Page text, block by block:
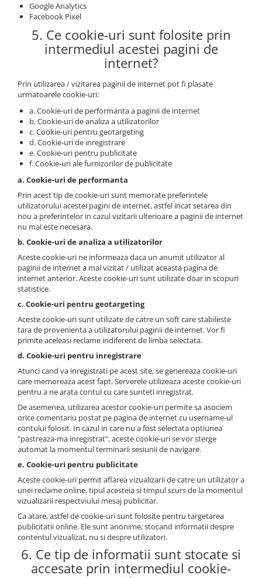
Google Analytics
Facebook Pixel
5. Ce cookie-uri sunt folosite prin
intermediul acestei pagini de
internet?
Prin utilizarea / vizitarea paginii de internet pot fi plasate
urmatoarele cookie-uri:
a. Cookie-uri de performanta a paginii de internet
b. Cookie-uri de analiza a utilizatorilor
c. Cookie-uri pentru geotargeting
d. Cookie-uri de inregistrare
e. Cookie-uri pentru publicitate
f. Cookie-uri ale furnizorilor de publicitate
a. Cookie-uri de performanta
Prin acest tip de cookie-uri sunt memorate preferintele
utilizatorului acestei pagini de internet, astfel incat setarea din
nou a preferintelor in cazul vizitarii ulterioare a paginii de internet
nu mai este necesara.
b. Cookie-uri de analiza a utilizatorilor
Aceste cookie-uri ne informeaza daca un anumit utilizator al
paginii de internet a mai vizitat / utilizat aceasta pagina de
internet anterior. Aceste cookie-uri sunt utilizate doar in scopuri
statistice.
c. Cookie-uri pentru geotargeting
Aceste cookie-uri sunt utilizate de catre un soft care stabileste
tara de provenienta a utilizatorului paginii de internet. Vor fi
primite aceleasi reclame indiferent de limba selectata.
d. Cookie-uri pentru inregistrare
Atunci cand va inregistrati pe acest site, se genereaza cookie-uri
care memoreaza acest fapt. Serverele utilizeaza aceste cookie-uri
pentru a ne arata contul cu care sunteti inregistrat.
De asemenea, utilizarea acestor cookie-uri permite sa asociem
orice comentariu postat pe pagina de internet cu username-ul
contului folosit. In cazul in care nu a fost selectata optiunea
"pastreaza-ma inregistrat", aceste cookie-uri se vor sterge
automat la momentul terminarii sesiunii de navigare.
e. Cookie-uri pentru publicitate
Aceste cookie-uri permit aflarea vizualizarii de catre un utilizator a
unei reclame online, tipul acesteia si timpul scurs de la momentul
vizualizarii respectviului mesaj publicitar.
Ca atare, astfel de cookie-uri sunt folosite pentru targetarea
publicitatii online. Ele sunt anonime, stocand informatii despre
contentul vizualizat, nu si despre utilizatori.
6. Ce tip de informatii sunt stocate si
accesate prin intermediul cookie-